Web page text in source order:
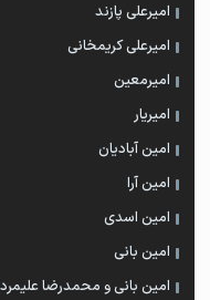
امیرعلی پازند
امیرعلی کریمخانی
امیرمعین
امیریار
امین آبادیان
امین آرا
امین اسدی
امین بانی
امین بانی و محمدرضا